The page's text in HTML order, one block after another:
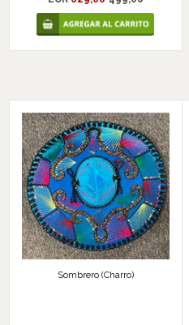
Sombrero (Charro)